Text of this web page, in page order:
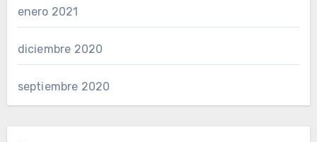
enero 2021
diciembre 2020
septiembre 2020